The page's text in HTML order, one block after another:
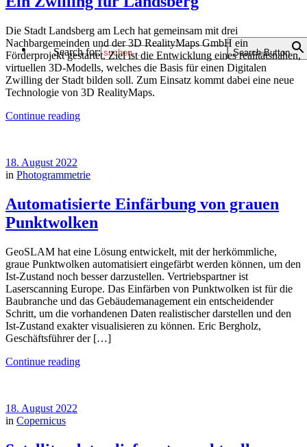
Search for: Search Button
Die Stadt Landsberg am Lech hat gemeinsam mit drei
Nachbargemeinden und der 3D RealityMaps GmbH ein
Förderprojekt gestartet. Ziel ist die Entwicklung eines realitätsnahen,
virtuellen 3D-Modells, welches die Basis für einen Digitalen
Zwilling der Stadt bilden soll. Zum Einsatz kommt dabei eine neue
Technologie von 3D RealityMaps.
Continue reading
18. August 2022
in Photogrammetrie
Automatisierte Einfärbung von grauen
Punktwolken
GeoSLAM hat eine Lösung entwickelt, mit der herkömmliche,
graue Punktwolken automatisiert eingefärbt werden können, um den
Ist-Zustand noch besser darzustellen. Vertriebspartner ist
Laserscanning Europe. Das Einfärben von Punktwolken ist für die
Baubranche und das Gebäudemanagement ein entscheidender
Schritt, um die vorhandenen Daten realistischer darstellen und den
Ist-Zustand exakter visualisieren zu können. Eric Bergholz,
Geschäftsführer der […]
Continue reading
18. August 2022
in Copernicus